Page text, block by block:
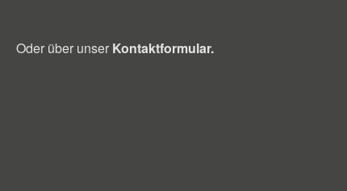
Oder über unser Kontaktformular.